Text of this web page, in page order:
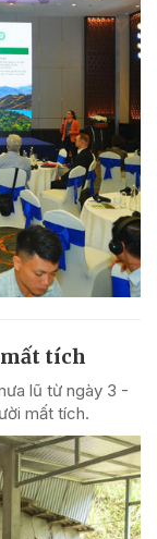
tích
lũ từ ngày 3 -
mất tích.